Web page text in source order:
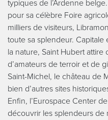
typiques de l’Ardenne
pour sa célèbre Foire
milliers de visiteurs,
toute sa splendeur.
la nature, Saint Hubert
d’amateurs de terroir et de
Saint-Michel, le château de
bien d’autres sites
Enfin, l’Eurospace Center
découvrir les splendeurs de